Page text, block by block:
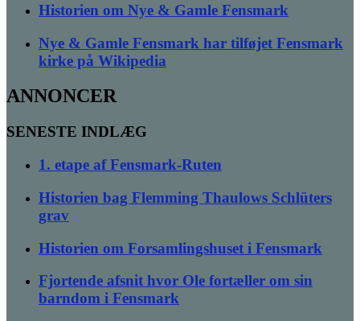
Historien om Nye & Gamle Fensmark
Nye & Gamle Fensmark har tilføjet Fensmark
kirke på Wikipedia
ANNONCER
SENESTE INDLÆG
1. etape af Fensmark-Ruten
Historien bag Flemming Thaulows Schlüters
grav
Historien om Forsamlingshuset i Fensmark
Fjortende afsnit hvor Ole fortæller om sin
barndom i Fensmark